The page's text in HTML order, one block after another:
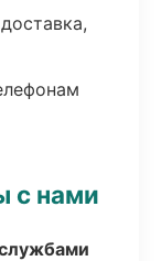
с нами